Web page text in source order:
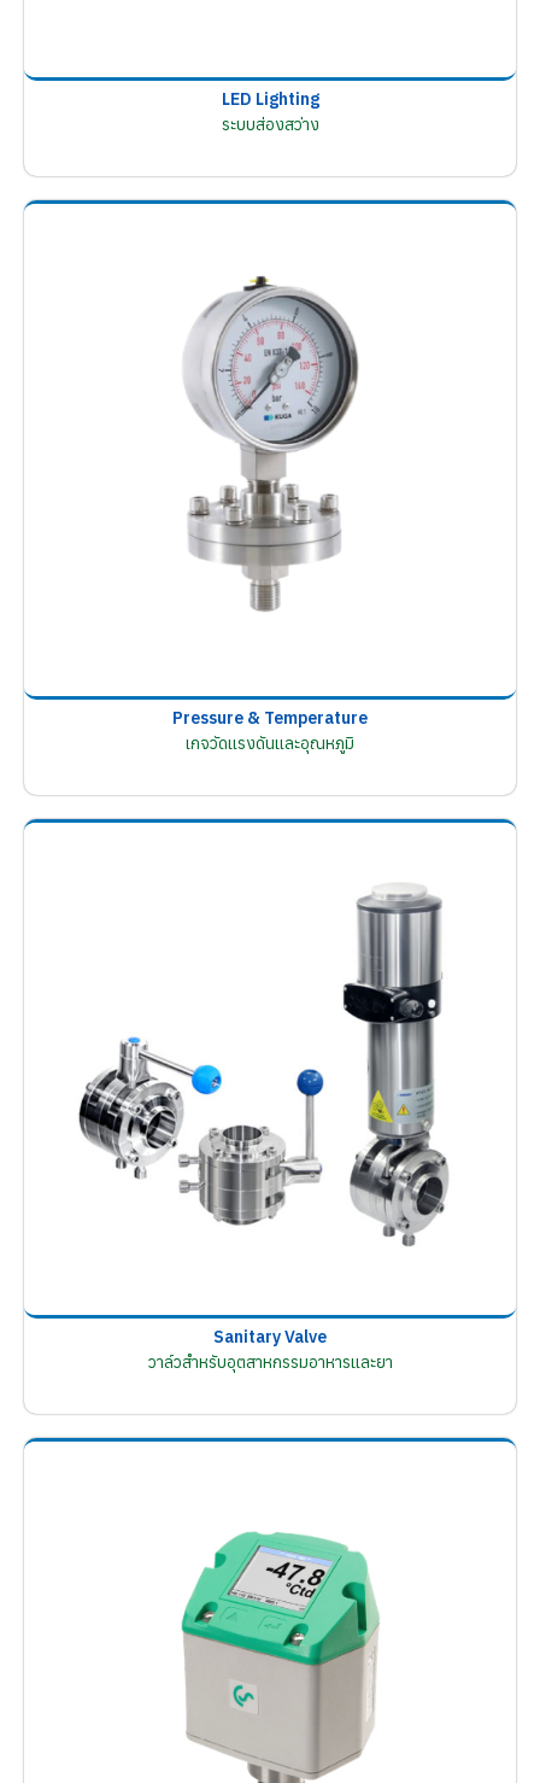
LED Lighting
ระบบส่องสว่าง
Pressure & Temperature
เกจวัดแรงดันและอุณหภูมิ
Sanitary Valve
วาล์วสำหรับอุตสาหกรรมอาหารและยา